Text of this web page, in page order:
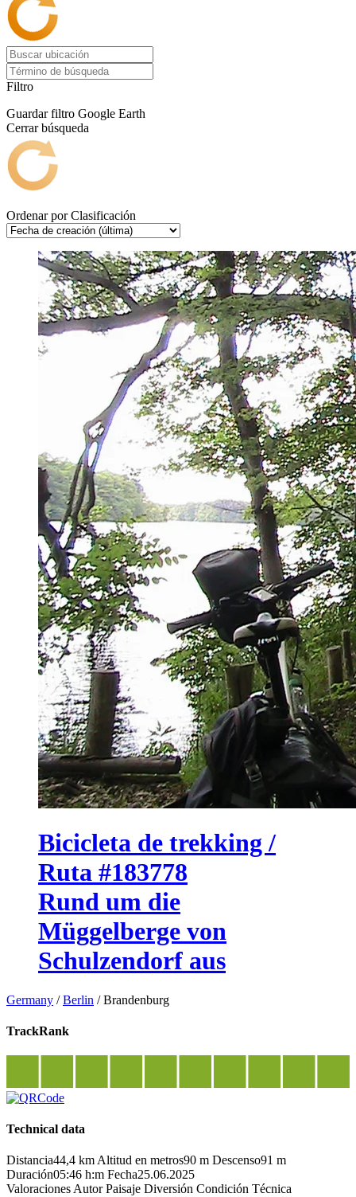
Filtro
Guardar filtro Google Earth
Cerrar búsqueda
Ordenar por Clasificación
Bicicleta de trekking /
Ruta #183778
Rund um die
Müggelberge von
Schulzendorf aus
Germany /Berlin /Brandenburg
TrackRank
Technical data
Distancia44,4 km Altitud en metros90 m Descenso91 m
Duración05:46 h:m Fecha25.06.2025
Valoraciones Autor Paisaje Diversión Condición Técnica